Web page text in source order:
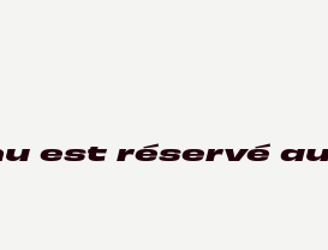
est réservé